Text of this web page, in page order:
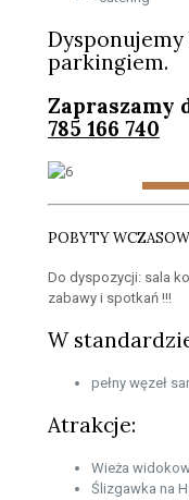
Dysponujemy
parkingiem.
Zapraszamy
785 166 740
POBYTY
Do dyspozycji: sala
zabawy i spotkań !!!
W
pełny węzeł
Atrakcje:
Wieża
Ślizgawka na